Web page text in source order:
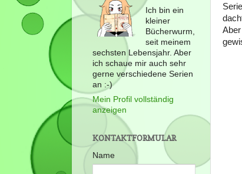
Ich bin ein
kleiner
Bücherwurm,
seit meinem
sechsten Lebensjahr. Aber
ich schaue mir auch sehr
gerne verschiedene Serien
an :-)
Mein Profil vollständig
anzeigen
KONTAKTFORMULAR
Name